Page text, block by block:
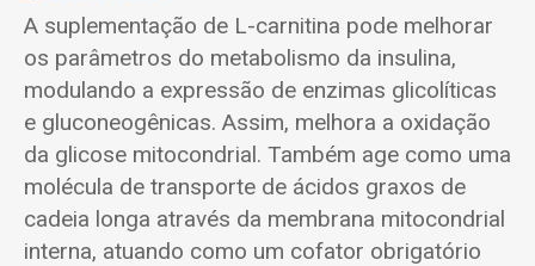
A suplementação de L-carnitina pode melhorar
os parâmetros do metabolismo da insulina,
modulando a expressão de enzimas glicolíticas
e gluconeogênicas. Assim, melhora a oxidação
da glicose mitocondrial. Também age como uma
molécula de transporte de ácidos graxos de
cadeia longa através da membrana mitocondrial
interna, atuando como um cofator obrigatório